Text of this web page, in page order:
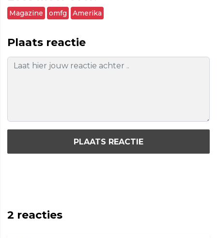
Magazine omfg Amerika
Plaats reactie
PLAATS REACTIE
2 reacties